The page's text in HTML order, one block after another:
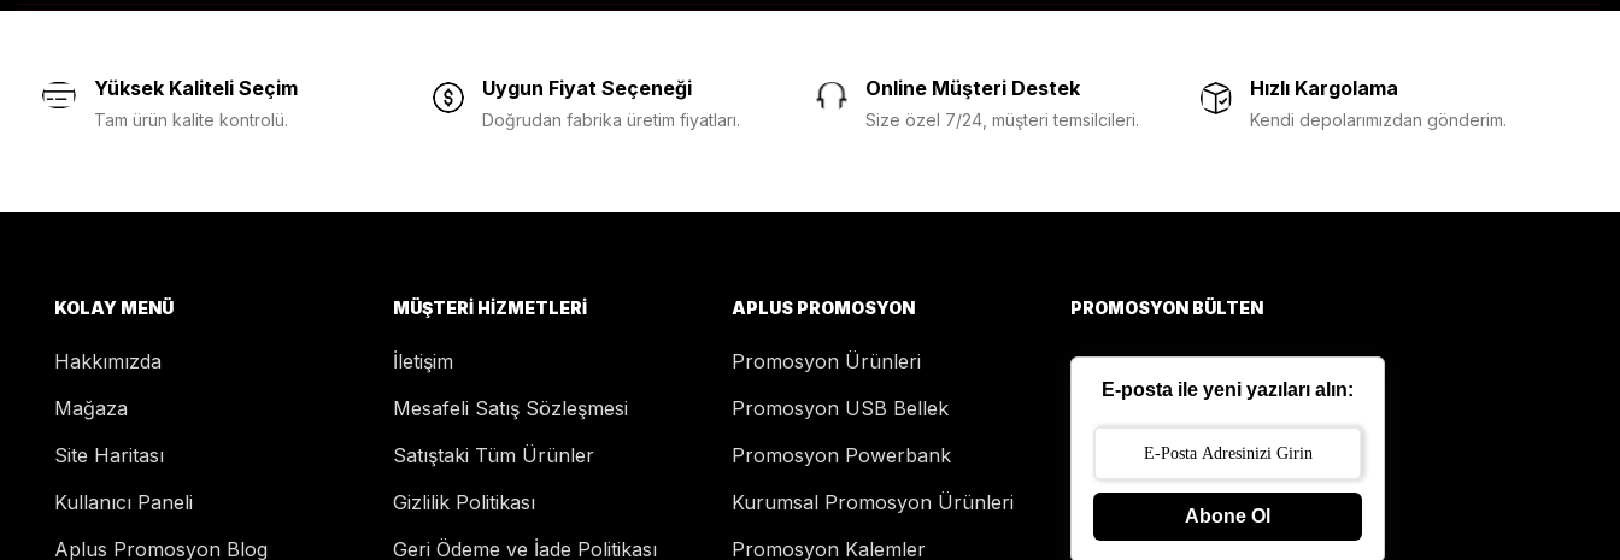
Yüksek Kaliteli Seçim
Tam ürün kalite kontrolü.
Uygun Fiyat Seçeneği
Doğrudan fabrika üretim fiyatları.
Online Müşteri Destek
Size özel 7/24, müşteri temsilcileri.
Hızlı Kargolama
Kendi depolarımızdan gönderim.
KOLAY MENÜ
Hakkımızda
Mağaza
Site Haritası
Kullanıcı Paneli
Aplus Promosyon Blog
MÜŞTERI HIZMETLERI
İletişim
Mesafeli Satış Sözleşmesi
Satıştaki Tüm Ürünler
Gizlilik Politikası
Geri Ödeme ve İade Politikası
APLUS PROMOSYON
Promosyon Ürünleri
Promosyon USB Bellek
Promosyon Powerbank
Kurumsal Promosyon Ürünleri
Promosyon Kalemler
PROMOSYON BÜLTEN
E-posta ile yeni yazıları alın:
Abone Ol